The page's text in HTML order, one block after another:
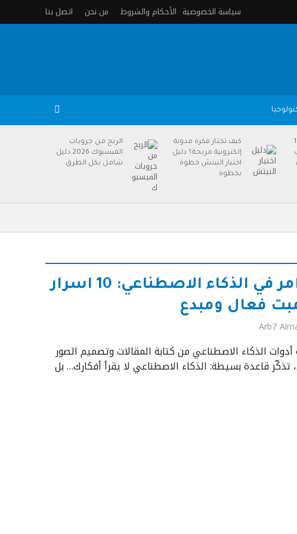
سياسة الخصوصية الأحكام والشروط من نحن اتصل بنا
15
كيف تختار فكرة مدونة
إلكترونية مربحة؟ دليل
اختيار النيتش خطوة
بخطوة
الربح من جروبات
الفيسبوك 2026 دليل
شامل بكل الطرق
هندسة الاوامر في الذكاء الاصطناعي: 10 اسرار
فعال ومبدع
Arb7
الذكاء الاصطناعي من كتابة المقالات وتصميم الصور
تذكّر قاعدة بسيطة: الذكاء الاصطناعي لا يقرأ أفكارك… بل